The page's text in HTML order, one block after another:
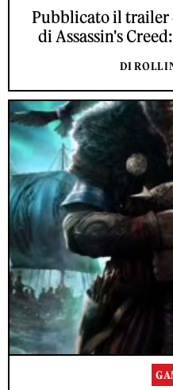
Pubblicato il trailer
di Assassin's
DI